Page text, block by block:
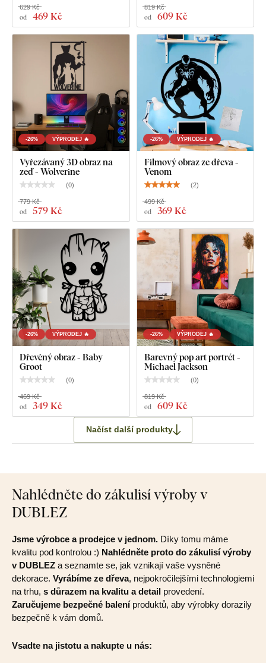
Dřevěný nástěnný obraz - Loki od Marvel
od 469 Kč
629 Kč
od 609 Kč
819 Kč
-26% VÝPRODEJ 🔥
Vyřezávaný 3D obraz na
zeď - Wolverine
(0)
od 579 Kč
779 Kč
-26% VÝPRODEJ 🔥
Filmový obraz ze dřeva -
Venom
(2)
od 369 Kč
499 Kč
-26% VÝPRODEJ 🔥
Dřevěný obraz - Baby
Groot
(0)
od 349 Kč
469 Kč
-26% VÝPRODEJ 🔥
Barevný pop art portrét -
Michael Jackson
(0)
od 609 Kč
819 Kč
Načíst další produkty
Nahlédněte do zákulisí výroby v
DUBLEZ
Jsme výrobce a prodejce v jednom. Díky tomu máme
kvalitu pod kontrolou :) Nahlédněte proto do zákulisí výroby
v DUBLEZ a seznamte se, jak vznikají vaše vysněné
dekorace. Vyrábíme ze dřeva, nejpokročilejšími technologiemi
na trhu, s důrazem na kvalitu a detail provedení.
Zaručujeme bezpečné baleníproduktů, aby výrobky dorazily
bezpečně k vám domů.
Vsadte na jistotu a nakupte u nás: